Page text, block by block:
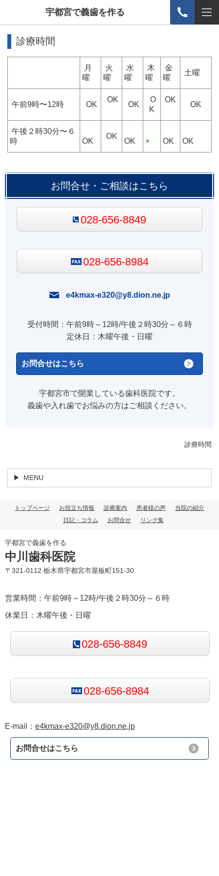
宇都宮で義歯を作る
診療時間
月
曜
火
曜
水
曜
木
曜
金
曜
土曜
午前9時〜12時 OK
OK
OK
O
K
OK
OK
午後２時30分〜６
時
OK
OK
OK × OK OK
お問合せ・ご相談はこちら
028-656-8849
028-656-8984
e4kmax-e320@y8.dion.ne.jp
受付時間：午前9時～12時/午後２時30分～６時
定休日：木曜午後・日曜
お問合せはこちら
宇都宮市で開業している歯科医院です。
義歯や入れ歯でお悩みの方はご相談ください。
診療時間
MENU
トップページ お役立ち情報 診療案内 患者様の声
当院の紹介
日記・コラム
お問合せ リンク集
宇都宮で義歯を作る
中川歯科医院
〒321-0112 栃木県宇都宮市屋板町151-30
営業時間：午前9時～12時/午後２時30分～６時
休業日：木曜午後・日曜
028-656-8849
028-656-8984
E-mail： e4kmax-e320@y8.dion.ne.jp
お問合せはこちら